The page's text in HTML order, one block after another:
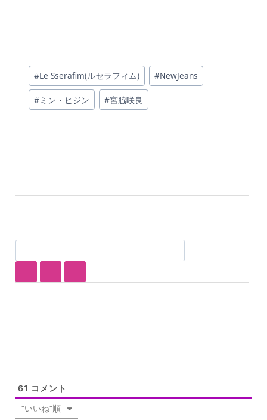
投
稿
タ
#Le Sserafim(ルセラフィム) #NewJeans
#ミン・ヒジン #宮脇咲良
61 コメント
"いいね"順